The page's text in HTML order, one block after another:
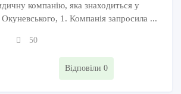
компанію, яка знаходиться у
Окуневського, 1. Компанія запросила ...
50
Відповіли 0